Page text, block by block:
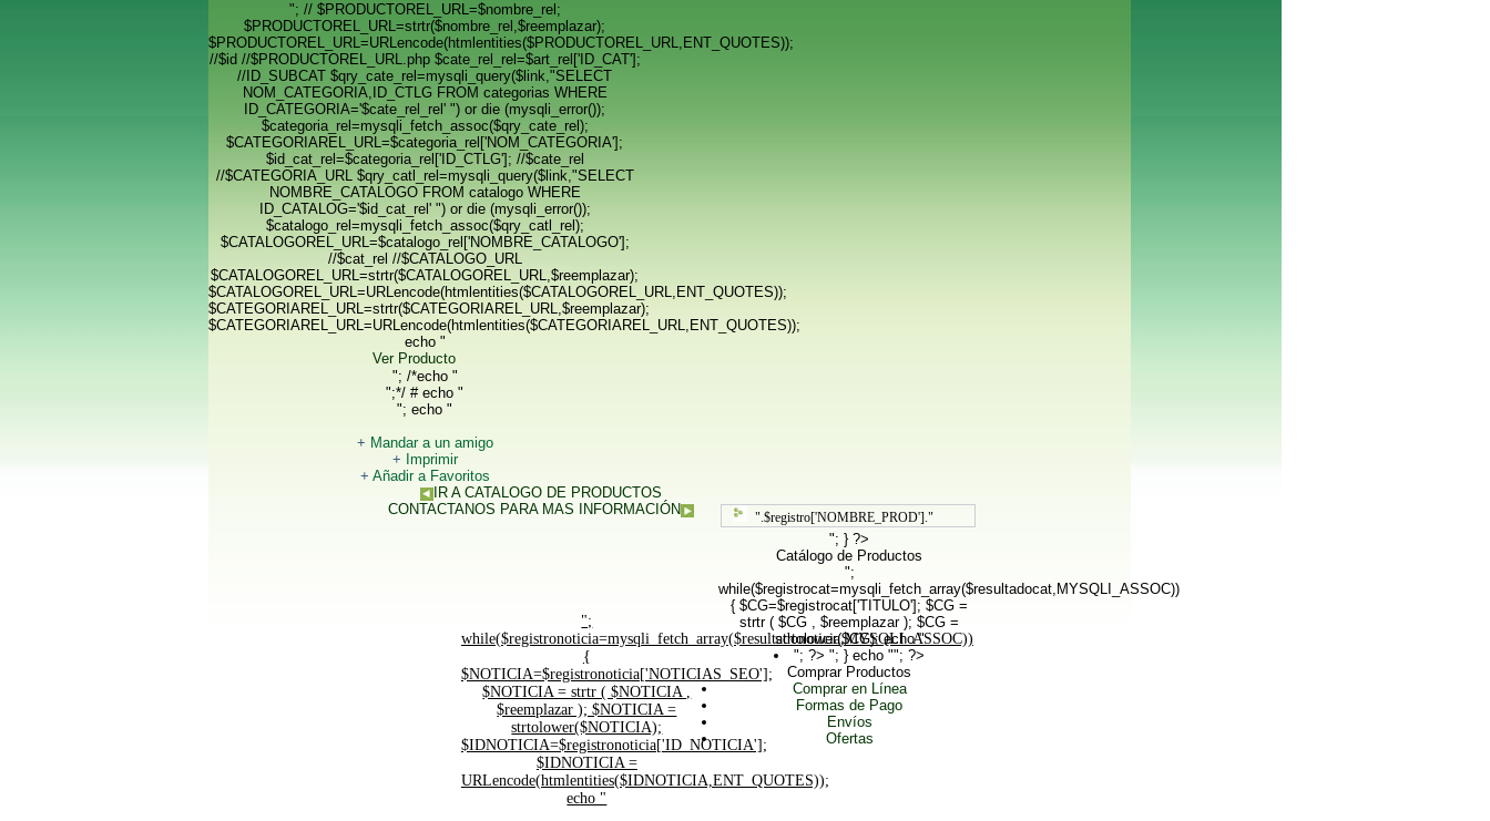
"; // $PRODUCTOREL_URL=$nombre_rel;
$PRODUCTOREL_URL=strtr($nombre_rel,$reemplazar);
$PRODUCTOREL_URL=URLencode(htmlentities($PRODUCTOREL_URL,ENT_QUOTES));
//$id //$PRODUCTOREL_URL.php $cate_rel_rel=$art_rel['ID_CAT'];
//ID_SUBCAT $qry_cate_rel=mysqli_query($link,"SELECT
NOM_CATEGORIA,ID_CTLG FROM categorias WHERE
ID_CATEGORIA='$cate_rel_rel' ") or die (mysqli_error());
$categoria_rel=mysqli_fetch_assoc($qry_cate_rel);
$CATEGORIAREL_URL=$categoria_rel['NOM_CATEGORIA'];
$id_cat_rel=$categoria_rel['ID_CTLG']; //$cate_rel
//$CATEGORIA_URL $qry_catl_rel=mysqli_query($link,"SELECT
NOMBRE_CATALOGO FROM catalogo WHERE
ID_CATALOG='$id_cat_rel' ") or die (mysqli_error());
$catalogo_rel=mysqli_fetch_assoc($qry_catl_rel);
$CATALOGOREL_URL=$catalogo_rel['NOMBRE_CATALOGO'];
//$cat_rel //$CATALOGO_URL
$CATALOGOREL_URL=strtr($CATALOGOREL_URL,$reemplazar);
$CATALOGOREL_URL=URLencode(htmlentities($CATALOGOREL_URL,ENT_QUOTES));
$CATEGORIAREL_URL=strtr($CATEGORIAREL_URL,$reemplazar);
$CATEGORIAREL_URL=URLencode(htmlentities($CATEGORIAREL_URL,ENT_QUOTES));
echo "
Ver Producto
"; /*echo "
";*/ # echo "
"; echo "
+ Mandar a un amigo
+ Imprimir
+ Añadir a Favoritos
IR A CATALOGO DE PRODUCTOS
CONTACTANOS PARA MAS INFORMACIÓN
".$registro['NOMBRE_PROD']."
"; } ?>
Catálogo de Productos
";
while($registrocat=mysqli_fetch_array($resultadocat,MYSQLI_ASSOC))
{ $CG=$registrocat['TITULO']; $CG =
strtr ( $CG , $reemplazar ); $CG =
strtolower($CG); echo "
"; ?>"; } echo ""; ?>
Comprar Productos
Comprar en Línea
Formas de Pago
Envíos
Ofertas
";
while($registronoticia=mysqli_fetch_array($resultadonoticia,MYSQLI_ASSOC))
{
$NOTICIA=$registronoticia['NOTICIAS_SEO'];
$NOTICIA = strtr ( $NOTICIA ,
$reemplazar ); $NOTICIA =
strtolower($NOTICIA);
$IDNOTICIA=$registronoticia['ID_NOTICIA'];
$IDNOTICIA =
URLencode(htmlentities($IDNOTICIA,ENT_QUOTES));
echo "